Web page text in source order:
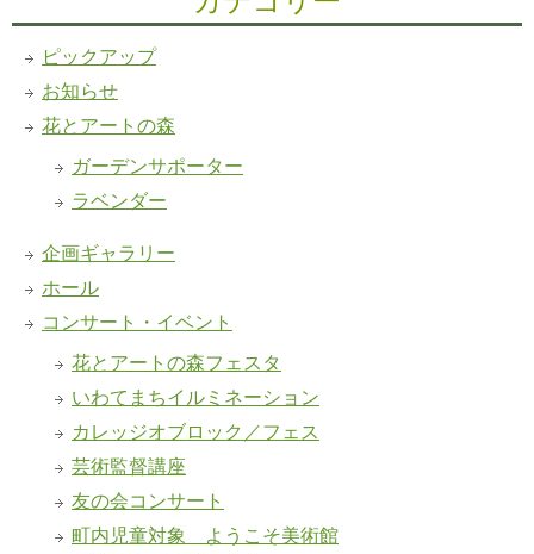
ピックアップ
お知らせ
花とアートの森
ガーデンサポーター
ラベンダー
企画ギャラリー
ホール
コンサート・イベント
花とアートの森フェスタ
いわてまちイルミネーション
カレッジオブロック／フェス
芸術監督講座
友の会コンサート
町内児童対象 ようこそ美術館